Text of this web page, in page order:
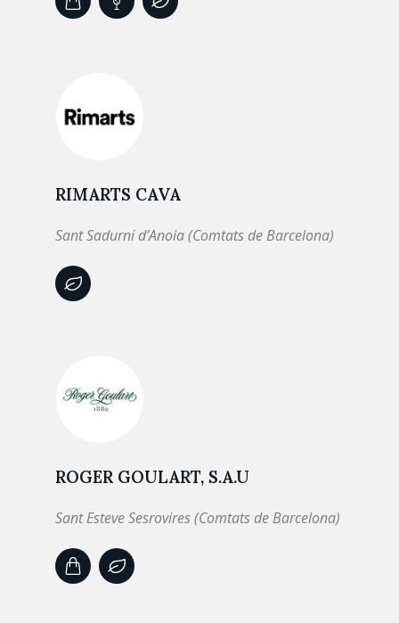
RIMARTS CAVA
Sant Sadurní d’Anoia (Comtats de Barcelona)
ROGER GOULART, S.A.U
Sant Esteve Sesrovires (Comtats de Barcelona)